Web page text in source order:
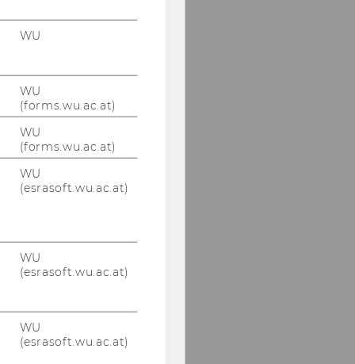
WU
WU
(forms.wu.ac.at)
WU
(forms.wu.ac.at)
WU
(esrasoft.wu.ac.at)
WU
(esrasoft.wu.ac.at)
WU
(esrasoft.wu.ac.at)